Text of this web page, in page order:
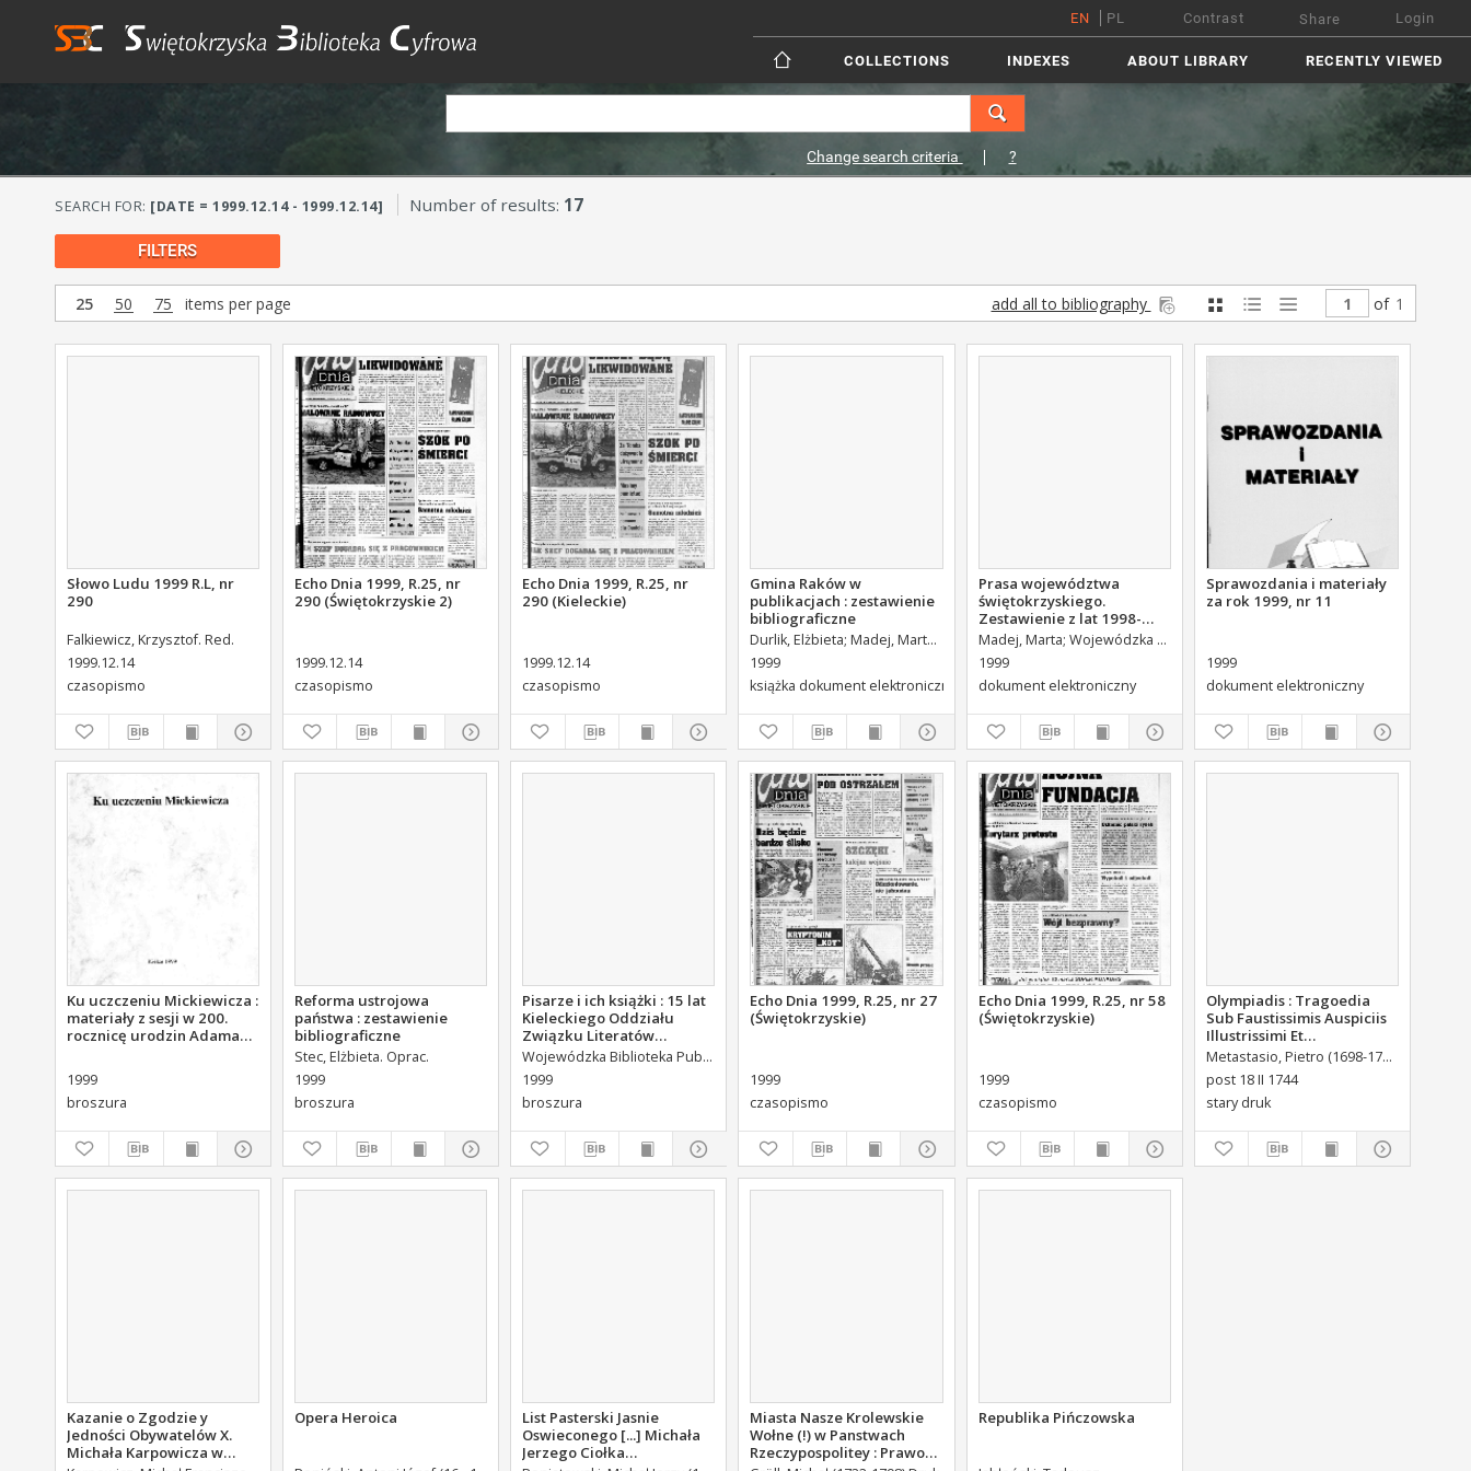
EN PL Contrast Share Login
COLLECTIONS INDEXES ABOUT LIBRARY RECENTLY VIEWED
Change search criteria ?
SEARCH FOR: [DATE = 1999.12.14 - 1999.12.14] Number of results: 17
FILTERS
25 50 75 items per page add all to bibliography of 1
Słowo Ludu 1999 R.L, nr
290
Falkiewicz, Krzysztof. Red.
1999.12.14
czasopismo
Echo Dnia 1999, R.25, nr
290 (Świętokrzyskie 2)
1999.12.14
czasopismo
Echo Dnia 1999, R.25, nr
290 (Kieleckie)
1999.12.14
czasopismo
Gmina Raków w
publikacjach : zestawienie
bibliograficzne
Durlik, Elżbieta Madej, Marta
Wojewódzka Biblioteka Publiczna (Kielce). Dział Informacji i Bibliografii
1999
książka dokument elektroniczny
Prasa województwa
świętokrzyskiego.
Zestawienie z lat 1998-
1999
Madej, Marta Wojewódzka Biblioteka Publiczna (Kielce). Dział Informacji i Bibliografii Regionalnej
1999
dokument elektroniczny
Sprawozdania i materiały
za rok 1999, nr 11
1999
dokument elektroniczny
Ku uczczeniu Mickiewicza :
materiały z sesji w 200.
rocznicę urodzin Adama
1999
broszura
Reforma ustrojowa
państwa : zestawienie
bibliograficzne
Stec, Elżbieta. Oprac.
1999
broszura
Pisarze i ich książki : 15 lat
Kieleckiego Oddziału
Związku Literatów
Polskich : wystawa ze
zbiorów WBP w Kielcach
Wojewódzka Biblioteka Publiczna (Kielce). Dział Informacyjno-Bibliograficzny.
1999
broszura
Echo Dnia 1999, R.25, nr 27
(Świętokrzyskie)
1999
czasopismo
Echo Dnia 1999, R.25, nr 58
(Świętokrzyskie)
1999
czasopismo
Olympiadis : Tragoedia
Sub Faustissimis Auspiciis
Illustrissimi Et
Eccellentissimi Comitis De
Brühl Liberi Baronis de
Forste & de Pfoerthen [...]
Metastasio, Pietro (1698-1782)
post 18 II 1744
stary druk
Kazanie o Zgodzie y
Jedności Obywatelów X.
Michała Karpowicza w
Opera Heroica
List Pasterski Jasnie
Oswieconego [...] Michała
Jerzego Ciołka
Miasta Nasze Krolewskie
Wołne (!) w Panstwach
Rzeczypospolitey : Prawo
Republika Pińczowska